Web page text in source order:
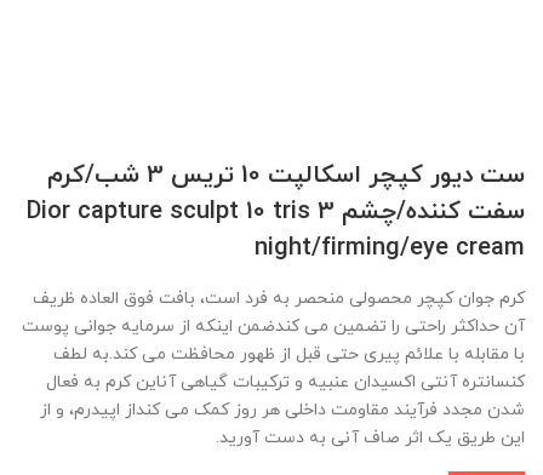
ست دیور کپچر اسکالپت 10 تریس 3 شب/کرم
سفت کننده/چشم Dior capture sculpt 10 tris 3
night/firming/eye cream
کرم جوان کپچر محصولی منحصر به فرد است، بافت فوق العاده ظریف
آن حداکثر راحتی را تضمین می کندضمن اینکه از سرمایه جوانی پوست
با مقابله با علائم پیری حتی قبل از ظهور محافظت می کند.به لطف
کنسانتره آنتی اکسیدان عنبیه و ترکیبات گیاهی آناین کرم به فعال
شدن مجدد فرآیند مقاومت داخلی هر روز کمک می کنداز اپیدرم، و از
این طریق یک اثر صاف آنی به دست آورید.